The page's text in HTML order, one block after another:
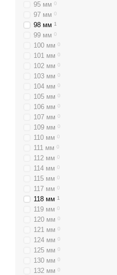
95 мм 0
97 мм 0
98 мм 1
99 мм 0
100 мм 0
101 мм 0
102 мм 0
103 мм 0
104 мм 0
105 мм 0
106 мм 0
107 мм 0
109 мм 0
110 мм 0
111 мм 0
112 мм 0
114 мм 0
115 мм 0
117 мм 0
118 мм 1
119 мм 0
120 мм 0
121 мм 0
124 мм 0
125 мм 0
130 мм 0
132 мм 0